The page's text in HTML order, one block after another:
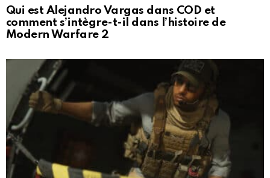
Qui est Alejandro Vargas dans COD et
comment s’intègre-t-il dans l’histoire de
Modern Warfare 2